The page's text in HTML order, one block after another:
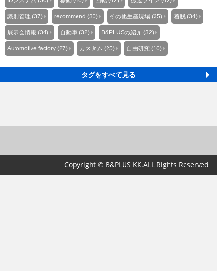
識別管理 (37) recommend (36) その他生産現場 (35) 着脱 (34)
展示会情報 (34) 自動車 (32) B&PLUSの紹介 (32)
Automotive factory (27) カスタム (25) 自由研究 (16)
タグをすべて見る
Copyright © B&PLUS KK.ALL Rights Reserved